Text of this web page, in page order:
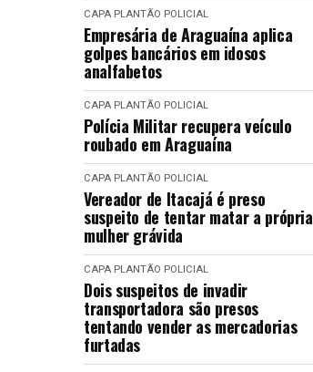
CAPA PLANTÃO POLICIAL
Empresária de Araguaína aplica
golpes bancários em idosos
analfabetos
CAPA PLANTÃO POLICIAL
Polícia Militar recupera veículo
roubado em Araguaína
CAPA PLANTÃO POLICIAL
Vereador de Itacajá é preso
suspeito de tentar matar a própria
mulher grávida
CAPA PLANTÃO POLICIAL
Dois suspeitos de invadir
transportadora são presos
tentando vender as mercadorias
furtadas